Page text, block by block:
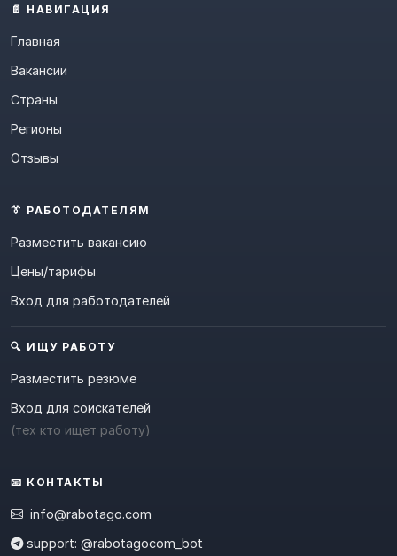
📄 НАВИГАЦИЯ
Главная
Вакансии
Страны
Регионы
Отзывы
👔 РАБОТОДАТЕЛЯМ
Разместить вакансию
Цены/тарифы
Вход для работодателей
🔍 ИЩУ РАБОТУ
Разместить резюме
Вход для соискателей
(тех кто ищет работу)
📧 КОНТАКТЫ
info@rabotago.com
support: @rabotagocom_bot